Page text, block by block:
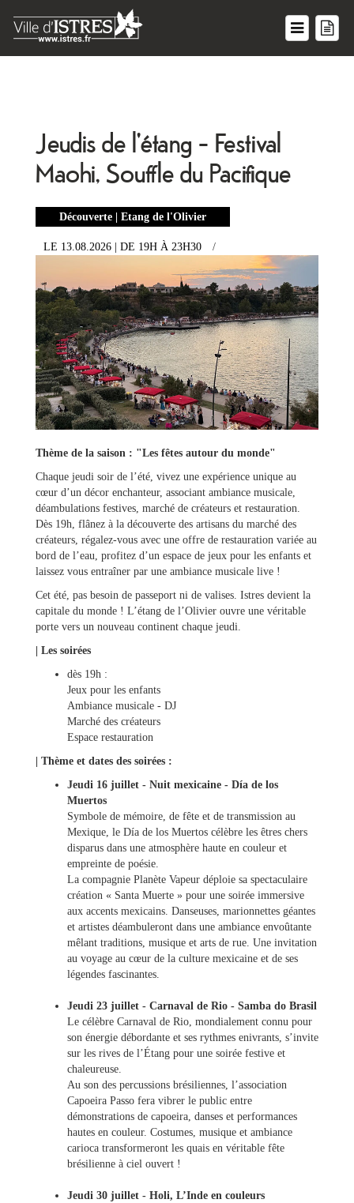
Ma
mairie
Mes
Ma
ville
Culture
Loisirs
Tourisme
Sports
Billetterie
Travaux/Voirie
Circulation
Jeudis de l'étang - Festival
Maohi, Souffle du Pacifique
Découverte | Etang de l'Olivier
LE 13.08.2026 | DE 19H À 23H30 /
Thème de la saison : "Les fêtes autour du monde"
Chaque jeudi soir de l’été, vivez une expérience unique au
cœur d’un décor enchanteur, associant ambiance musicale,
déambulations festives, marché de créateurs et restauration.
Dès 19h, flânez à la découverte des artisans du marché des
créateurs, régalez-vous avec une offre de restauration variée au
bord de l’eau, profitez d’un espace de jeux pour les enfants et
laissez vous entraîner par une ambiance musicale live !
Cet été, pas besoin de passeport ni de valises. Istres devient la
capitale du monde ! L’étang de l’Olivier ouvre une véritable
porte vers un nouveau continent chaque jeudi.
| Les soirées
dès 19h :
Jeux pour les enfants
Ambiance musicale - DJ
Marché des créateurs
Espace restauration
| Thème et dates des soirées :
Jeudi 16 juillet - Nuit mexicaine - Día de los
Muertos
Symbole de mémoire, de fête et de transmission au
Mexique, le Día de los Muertos célèbre les êtres chers
disparus dans une atmosphère haute en couleur et
empreinte de poésie.
La compagnie Planète Vapeur déploie sa spectaculaire
création « Santa Muerte » pour une soirée immersive
aux accents mexicains. Danseuses, marionnettes géantes
et artistes déambuleront dans une ambiance envoûtante
mêlant traditions, musique et arts de rue. Une invitation
au voyage au cœur de la culture mexicaine et de ses
légendes fascinantes.
Jeudi 23 juillet - Carnaval de Rio - Samba do Brasil
Le célèbre Carnaval de Rio, mondialement connu pour
son énergie débordante et ses rythmes enivrants, s’invite
sur les rives de l’Étang pour une soirée festive et
chaleureuse.
Au son des percussions brésiliennes, l’association
Capoeira Passo fera vibrer le public entre
démonstrations de capoeira, danses et performances
hautes en couleur. Costumes, musique et ambiance
carioca transformeront les quais en véritable fête
brésilienne à ciel ouvert !
Jeudi 30 juillet - Holi, L’Inde en couleurs